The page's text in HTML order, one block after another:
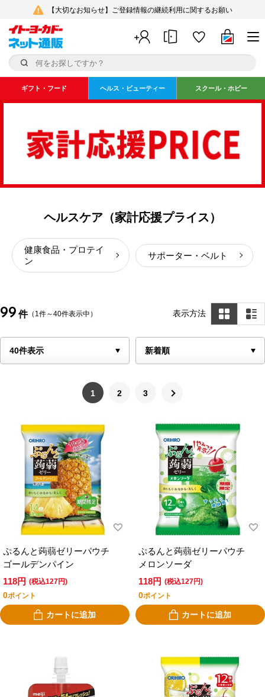
【大切なお知らせ】ご登録情報の継続利用に関するお願い
ギフト・フード ヘルス・ビューティー スクール・ホビー
ヘルスケア（家計応援プライス）
健康食品・プロテイ
ン
サポーター・ベルト
99 件（1件～40件表示中） 表示方法
1 2 3
ぷるんと蒟蒻ゼリーパウチ
ゴールデンパイン
118円 (税込127円)
0ポイント
カートに追加
ぷるんと蒟蒻ゼリーパウチ
メロンソーダ
118円 (税込127円)
0ポイント
カートに追加